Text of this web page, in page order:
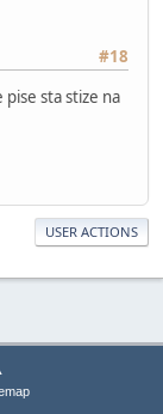
#18
pise sta stize na
USER ACTIONS